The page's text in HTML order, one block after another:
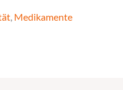
, Medikamente